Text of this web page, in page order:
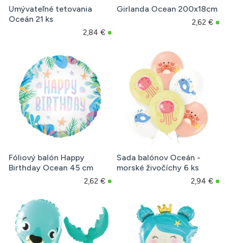
Umývateľné tetovania
Oceán 21 ks
2,84 €
Girlanda Ocean 200x18cm
2,62 €
Fóliový balón Happy
Birthday Ocean 45 cm
2,62 €
Sada balónov Oceán -
morské živočíchy 6 ks
2,94 €